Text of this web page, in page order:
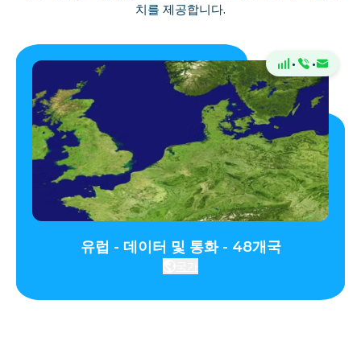
치를 제공합니다.
· ·
유럽 - 데이터 및 통화 - 48개국